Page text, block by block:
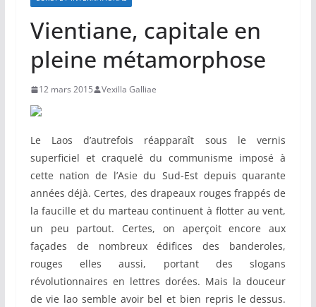
Vientiane, capitale en
pleine métamorphose
12 mars 2015 Vexilla Galliae
Le Laos d’autrefois réapparaît sous le vernis
superficiel et craquelé du communisme imposé à
cette nation de l’Asie du Sud-Est depuis quarante
années déjà. Certes, des drapeaux rouges frappés de
la faucille et du marteau continuent à flotter au vent,
un peu partout. Certes, on aperçoit encore aux
façades de nombreux édifices des banderoles,
rouges elles aussi, portant des slogans
révolutionnaires en lettres dorées. Mais la douceur
de vie lao semble avoir bel et bien repris le dessus.